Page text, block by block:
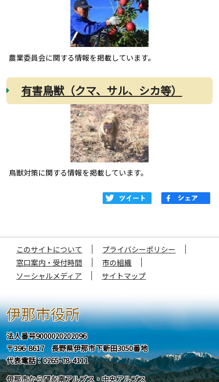
農業委員会に関する情報を掲載しています。
有害鳥獣（クマ、サル、シカ等）
鳥獣対策に関する情報を掲載しています。
このサイトについて
プライバシーポリシー
窓口案内・受付時間
市の組織
ソーシャルメディア
サイトマップ
伊那市役所
法人番号9000020202096
〒396-8617 長野県伊那市下新田3050番地
代表電話：0265-78-4111
伊那市から望む南アルプス・中央アルプス